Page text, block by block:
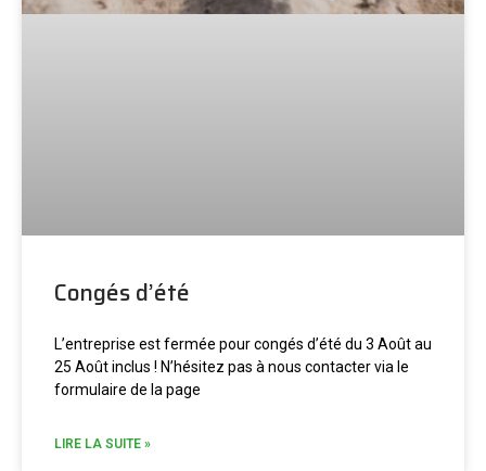
Congés d’été
L’entreprise est fermée pour congés d’été du 3 Août au
25 Août inclus ! N’hésitez pas à nous contacter via le
formulaire de la page
LIRE LA SUITE »